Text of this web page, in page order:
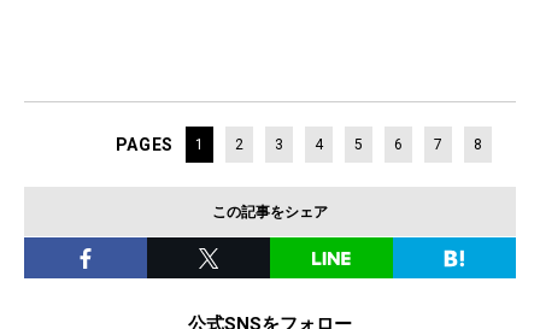
PAGES 1 2 3 4 5 6 7 8
この記事をシェア
公式SNSをフォロー